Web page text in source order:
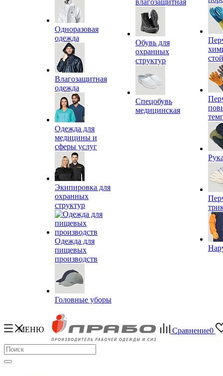
Одноразовая
одежда
Влагозащитная
одежда
Одежда для
медицины и
сферы услуг
Экипировка для
охранных
структур
Одежда для
пищевых
производств
Головные уборы
влагозащитная
Обувь для
охранных
структур
Спецобувь
медицинская
МЕНЮ Сравнение0